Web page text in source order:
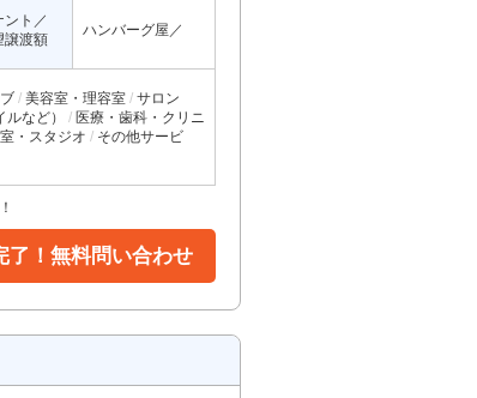
ント／
譲渡額
ハンバーグ屋／
美容室・理容室
サロン
など）
医療・歯科・クリニ
・スタジオ
その他サービ
了！無料問い合わせ